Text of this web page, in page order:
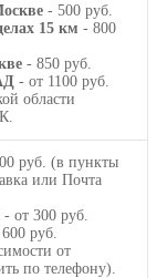
- 500 руб.
15 км - 800
- 850 руб.
- от 1100 руб.
области
руб. (в пункты
или Почта
- от 300 руб.
руб.
от
по телефону).